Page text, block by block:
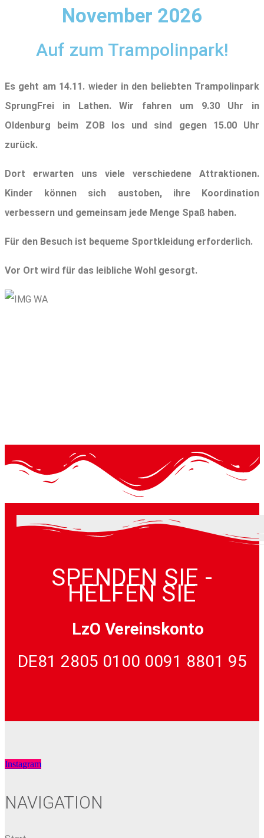
November 2026
Auf zum Trampolinpark!
Es geht am 14.11. wieder in den beliebten Trampolinpark
SprungFrei in Lathen. Wir fahren um 9.30 Uhr in
Oldenburg beim ZOB los und sind gegen 15.00 Uhr
zurück.
Dort erwarten uns viele verschiedene Attraktionen.
Kinder können sich austoben, ihre Koordination
verbessern und gemeinsam jede Menge Spaß haben.
Für den Besuch ist bequeme Sportkleidung erforderlich.
Vor Ort wird für das leibliche Wohl gesorgt.
SPENDEN SIE -
HELFEN SIE
LzO Vereinskonto
DE81 2805 0100 0091 8801 95
Instagram
NAVIGATION